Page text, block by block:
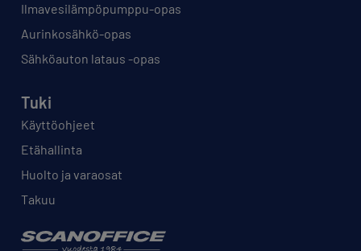
Ilmavesilämpöpumppu-opas
Aurinkosähkö-opas
Sähköauton lataus -opas
Tuki
Käyttöohjeet
Etähallinta
Huolto ja varaosat
Takuu